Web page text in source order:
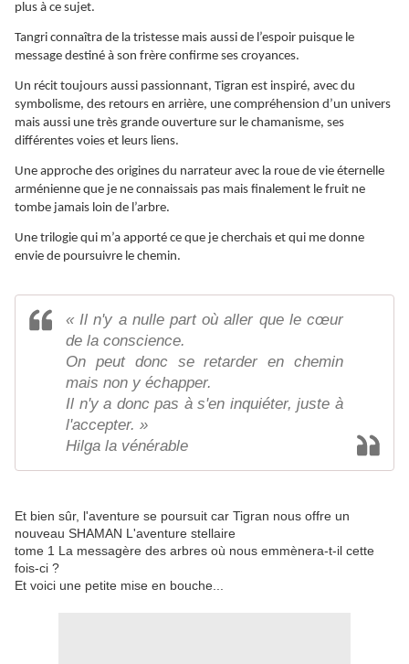
plus à ce sujet.
Tangri connaîtra de la tristesse mais aussi de l’espoir puisque le
message destiné à son frère confirme ses croyances.
Un récit toujours aussi passionnant, Tigran est inspiré, avec du
symbolisme, des retours en arrière, une compréhension d’un univers
mais aussi une très grande ouverture sur le chamanisme, ses
différentes voies et leurs liens.
Une approche des origines du narrateur avec la roue de vie éternelle
arménienne que je ne connaissais pas mais finalement le fruit ne
tombe jamais loin de l’arbre.
Une trilogie qui m’a apporté ce que je cherchais et qui me donne
envie de poursuivre le chemin.
« Il n'y a nulle part où aller que le cœur
de la conscience.
On peut donc se retarder en chemin
mais non y échapper.
Il n'y a donc pas à s'en inquiéter, juste à
l'accepter. »
Hilga la vénérable
Et bien sûr, l'aventure se poursuit car Tigran nous offre un
nouveau SHAMAN L'aventure stellaire
tome 1 La messagère des arbres où nous emmènera-t-il cette
fois-ci ?
Et voici une petite mise en bouche...